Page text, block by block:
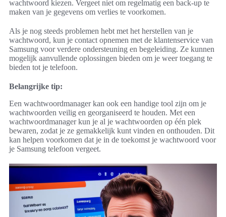
wachtwoord kiezen. Vergeet niet om regelmatig een back-up te
maken van je gegevens om verlies te voorkomen.
Als je nog steeds problemen hebt met het herstellen van je
wachtwoord, kun je contact opnemen met de klantenservice van
Samsung voor verdere ondersteuning en begeleiding. Ze kunnen
mogelijk aanvullende oplossingen bieden om je weer toegang te
bieden tot je telefoon.
Belangrijke tip:
Een wachtwoordmanager kan ook een handige tool zijn om je
wachtwoorden veilig en georganiseerd te houden. Met een
wachtwoordmanager kun je al je wachtwoorden op één plek
bewaren, zodat je ze gemakkelijk kunt vinden en onthouden. Dit
kan helpen voorkomen dat je in de toekomst je wachtwoord voor
je Samsung telefoon vergeet.